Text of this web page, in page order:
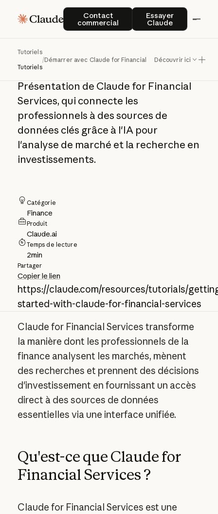
Contact
commercial
Contact commercialEssayer
Claude
Essayer Claude
Tutoriels
Tutoriels
/Démarrer avec Claude for Financial ServicesDécouvrir ici
Démarrer avec
Claude for Financial
Services
Présentation de Claude for Financial
Services, qui connecte les
professionnels à des sources de
données clés grâce à l'IA pour
l'analyse de marché et la recherche en
investissements.
Catégorie
Finance
Produit
Claude.ai
Temps de lecture
2min
Partager
Copier le lien
https://claude.com/resources/tutorials/
started-with-claude-for-financial-services
Claude for Financial Services transforme
la manière dont les professionnels de la
finance analysent les marchés, mènent
des recherches et prennent des décisions
d'investissement en fournissant un accès
direct à des sources de données
essentielles via une interface unifiée.
Qu'est-ce que Claude for
Financial Services ?
Claude for Financial Services est une